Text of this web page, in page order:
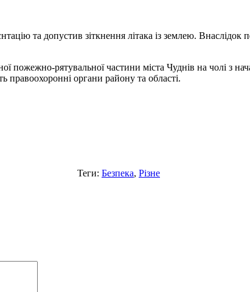
та допустив зіткнення літака із землею. Внаслідок
пожежно-рятувальної частини міста Чуднів на чолі з
правоохоронні органи району та області.
Теги: Безпека, Різне